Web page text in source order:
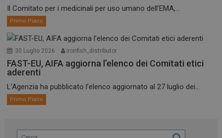
Il Comitato per i medicinali per uso umano dell’EMA,...
Primo Piano
30 Luglio 2026 ironfish_distributor
FAST-EU, AIFA aggiorna l’elenco dei Comitati etici
aderenti
L’Agenzia ha pubblicato l’elenco aggiornato al 27 luglio dei...
Primo Piano